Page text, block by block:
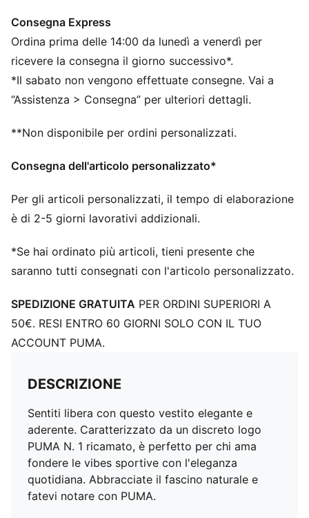
Consegna Express
Ordina prima delle 14:00 da lunedì a venerdì per
ricevere la consegna il giorno successivo*.
*Il sabato non vengono effettuate consegne. Vai a
“Assistenza > Consegna” per ulteriori dettagli.
**Non disponibile per ordini personalizzati.
Consegna dell'articolo personalizzato*
Per gli articoli personalizzati, il tempo di elaborazione
è di 2-5 giorni lavorativi addizionali.
*Se hai ordinato più articoli, tieni presente che
saranno tutti consegnati con l'articolo personalizzato.
SPEDIZIONE GRATUITA PER ORDINI SUPERIORI A
50€. RESI ENTRO 60 GIORNI SOLO CON IL TUO
ACCOUNT PUMA.
DESCRIZIONE
Sentiti libera con questo vestito elegante e
aderente. Caratterizzato da un discreto logo
PUMA N. 1 ricamato, è perfetto per chi ama
fondere le vibes sportive con l'eleganza
quotidiana. Abbracciate il fascino naturale e
fatevi notare con PUMA.